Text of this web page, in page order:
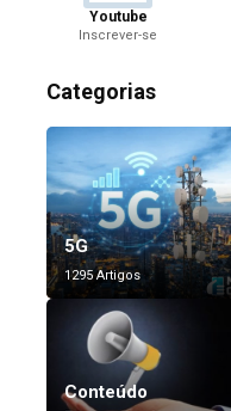
Youtube
Inscrever-se
Categorias
5G
1295 Artigos
Conteúdo